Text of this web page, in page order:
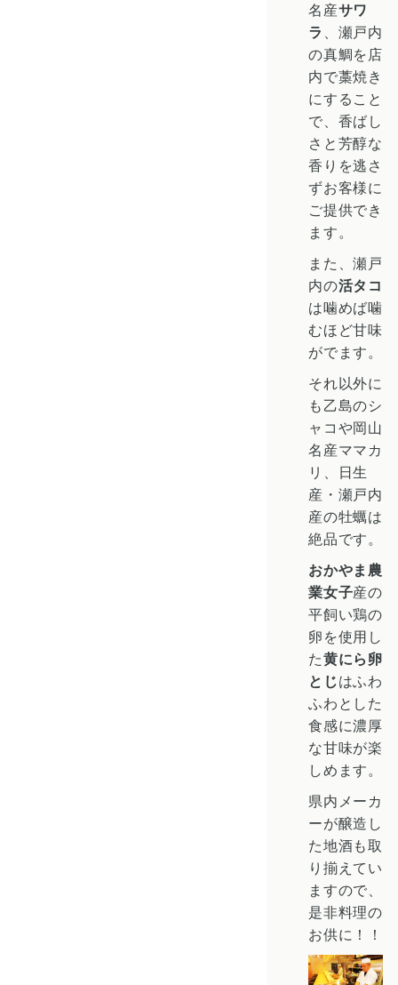
名産サワ
ラ
、瀬戸内
の真鯛を店
内で藁焼き
にすること
で、香ばし
さと芳醇な
香りを逃さ
ずお客様に
ご提供でき
ます。
また、瀬戸
内の活タコ
は噛めば噛
むほど甘味
がでます。
それ以外に
も乙島のシ
ャコや岡山
名産ママカ
リ、日生
産・瀬戸内
産の牡蠣は
絶品です。
おかやま農
業女子産の
平飼い鶏の
卵を使用し
た黄にら卵
とじはふわ
ふわとした
食感に濃厚
な甘味が楽
しめます。
県内メーカ
ーが醸造し
た地酒も取
り揃えてい
ますので、
是非料理の
お供に！！